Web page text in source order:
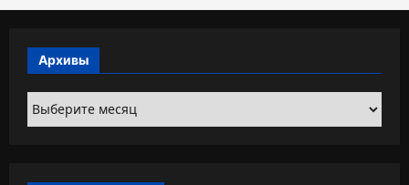
Архивы
Архивы